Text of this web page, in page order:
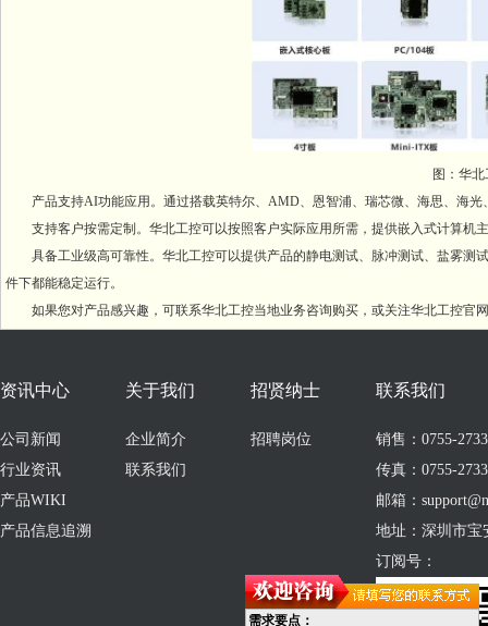
图：华北
产品支持AI功能应用。通过搭载英特尔、AMD、恩智浦、瑞芯微、海思、海光
支持客户按需定制。华北工控可以按照客户实际应用所需，提供嵌入式计算机
具备工业级高可靠性。华北工控可以提供产品的静电测试、脉冲测试、盐雾测
件下都能稳定运行。
如果您对产品感兴趣，可联系华北工控当地业务咨询购买，或关注华北工控官
资讯中心
公司新闻
行业资讯
产品WIKI
产品信息追溯
关于我们
企业简介
联系我们
招贤纳士
招聘岗位
联系我们
销售：0755-
传真：0755-
邮箱：
地址：深圳市宝
订阅号：